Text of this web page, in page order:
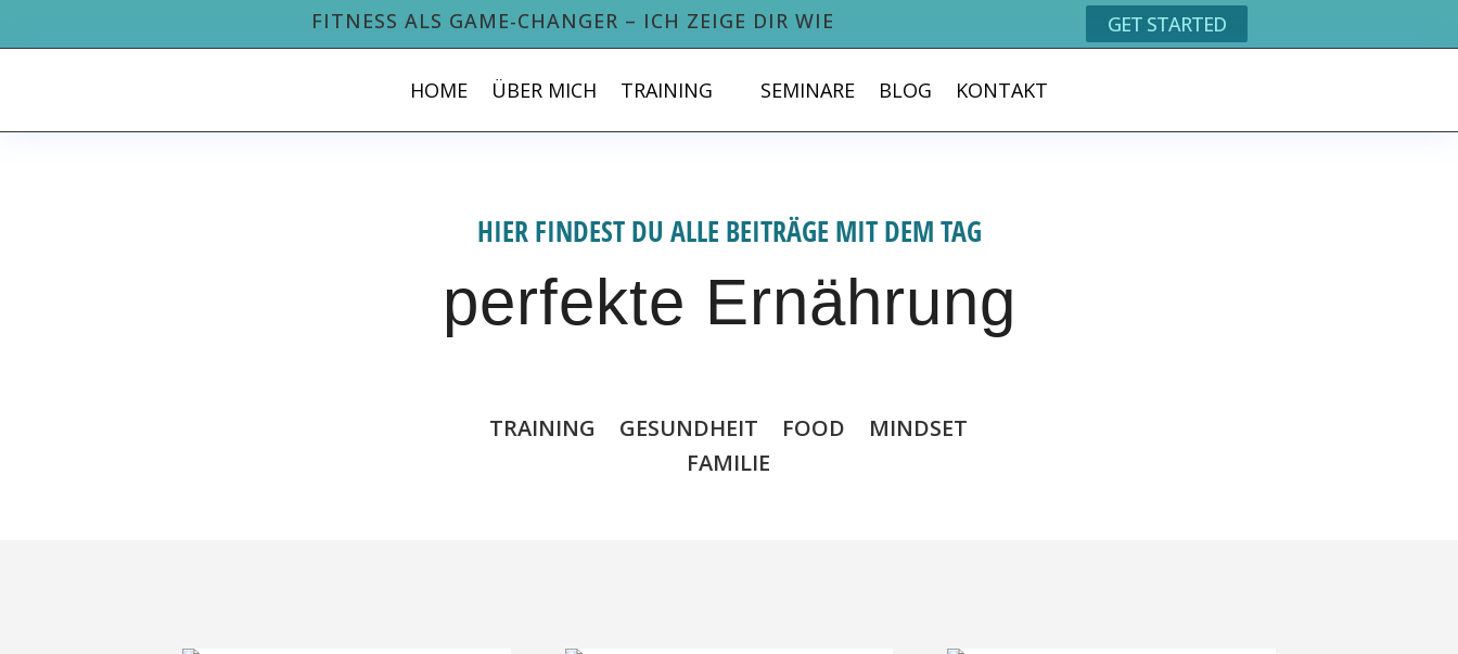
FITNESS ALS GAME-CHANGER – ICH ZEIGE DIR WIE GET STARTED
HOME ÜBER MICH TRAINING SEMINARE BLOG KONTAKT
HIER FINDEST DU ALLE BEITRÄGE MIT DEM TAG
perfekte Ernährung
TRAINING GESUNDHEIT FOOD
MINDSET
FAMILIE